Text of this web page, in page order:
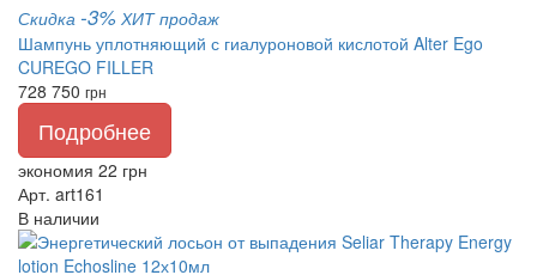
Скидка -3% ХИТ продаж
Шампунь уплотняющий с гиалуроновой кислотой Alter Ego
CUREGO FILLER
728 750 грн
Подробнее
экономия 22 грн
Арт. art161
В наличии